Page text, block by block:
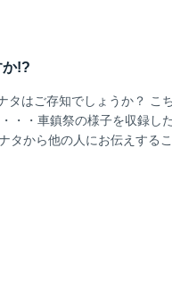
か!?
タはご存知でしょうか？ こ
・・車鎮祭の様子を収録し
から他の人にお伝えするこ